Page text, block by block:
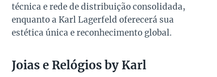
técnica e rede de distribuição consolidada,
enquanto a Karl Lagerfeld oferecerá sua
estética única e reconhecimento global.
Joias e Relógios by Karl